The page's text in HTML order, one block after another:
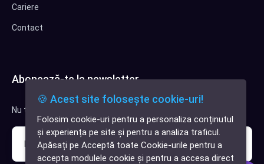
✕
Cauți o aplicație
software?
Cariere
Contact
Abonează-te la newsletter
Nu trimitem spam, deci nu îți face griji.
🍪 Acest site folosește cookie-uri!
Folosim cookie-uri pentru a personaliza conținutul
și experiența pe site și pentru a analiza traficul.
Apăsați pe Acceptă toate Cookie-urile pentru a
accepta modulele cookie și pentru a accesa direct